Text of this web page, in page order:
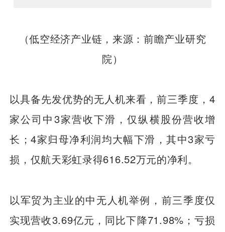
（低空经济产业链，来源：前瞻产业研究
院）
以具备先发优势的无人机来看，前三季度，4
家公司中3家营收下滑，仅纵横股份营收增
长；4家归母净利润均大幅下滑，其中3家亏
损，仅航天彩虹录得616.52万元的净利。
以军贸为主业的中无人机举例，前三季度仅
实现营收3.69亿元，同比下降71.98%；亏损